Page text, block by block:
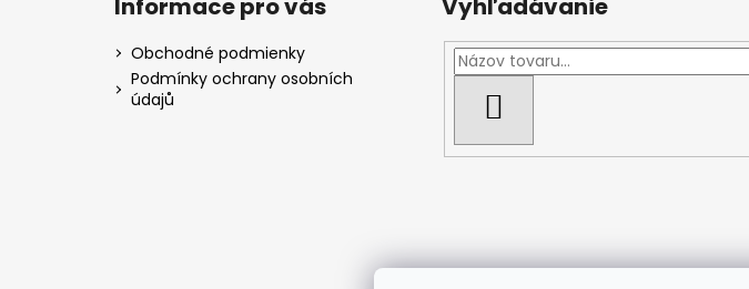
Informace pro vás
Obchodné podmienky
Podmínky ochrany osobních
údajů
Vyhľadávanie